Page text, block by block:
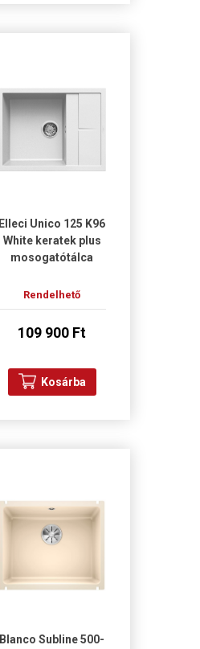
Elleci Unico 125 K96
White keratek plus
mosogatótálca
Rendelhető
109 900 Ft
Kosárba
Blanco Subline 500-